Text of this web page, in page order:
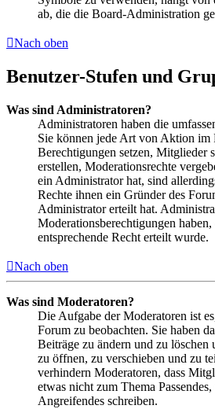
ab, die die Board-Administration
Nach oben
Benutzer-Stufen und
Was sind Administratoren?
Administratoren haben die
Sie können jede Art von Aktion im
Berechtigungen setzen, Mitglieder
erstellen, Moderationsrechte
ein Administrator hat, sind
Rechte ihnen ein Gründer des
Administrator erteilt hat.
Moderationsberechtigungen
entsprechende Recht erteilt wurde.
Nach oben
Was sind Moderatoren?
Die Aufgabe der Moderatoren ist
Forum zu beobachten. Sie haben
Beiträge zu ändern und zu löschen
zu öffnen, zu verschieben und zu
verhindern Moderatoren, dass
etwas nicht zum Thema
Angreifendes schreiben.